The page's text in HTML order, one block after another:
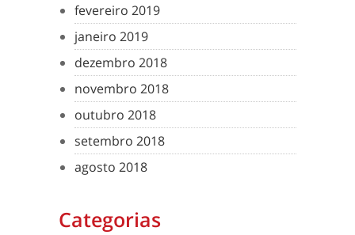
fevereiro 2019
janeiro 2019
dezembro 2018
novembro 2018
outubro 2018
setembro 2018
agosto 2018
Categorias